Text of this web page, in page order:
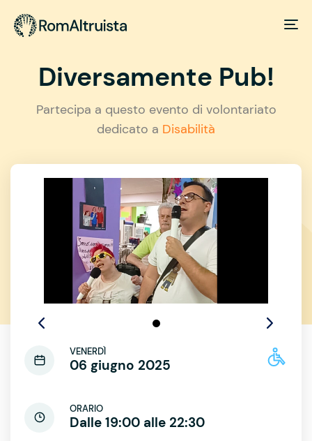
Diversamente Pub!
Partecipa a questo evento di volontariato
dedicato a Disabilità
VENERDÌ
06 giugno 2025
ORARIO
Dalle 19:00 alle 22:30